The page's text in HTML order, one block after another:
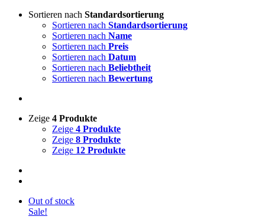
Sortieren nach Standardsortierung
Sortieren nach Standardsortierung
Sortieren nach Name
Sortieren nach Preis
Sortieren nach Datum
Sortieren nach Beliebtheit
Sortieren nach Bewertung
Zeige 4 Produkte
Zeige 4 Produkte
Zeige 8 Produkte
Zeige 12 Produkte
Out of stock
Sale!